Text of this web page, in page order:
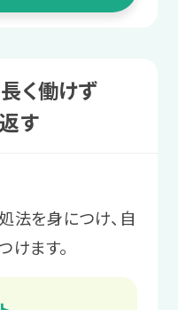
る
見極めるた
く働けず
す
法を身につけ、自
ます。